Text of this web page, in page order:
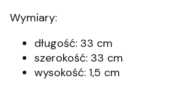
Wymiary:
długość: 33 cm
szerokość: 33 cm
wysokość: 1,5 cm